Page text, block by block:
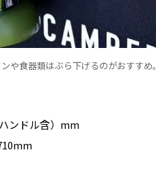
や食器類はぶら下げるのがおすすめ。
ンドル含）mm